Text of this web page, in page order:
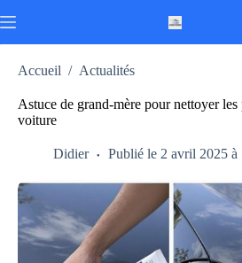
au
Accueil / Actualités
Astuce de grand-mère pour nettoyer les
voiture
Didier Publié le 2 avril 2025 à